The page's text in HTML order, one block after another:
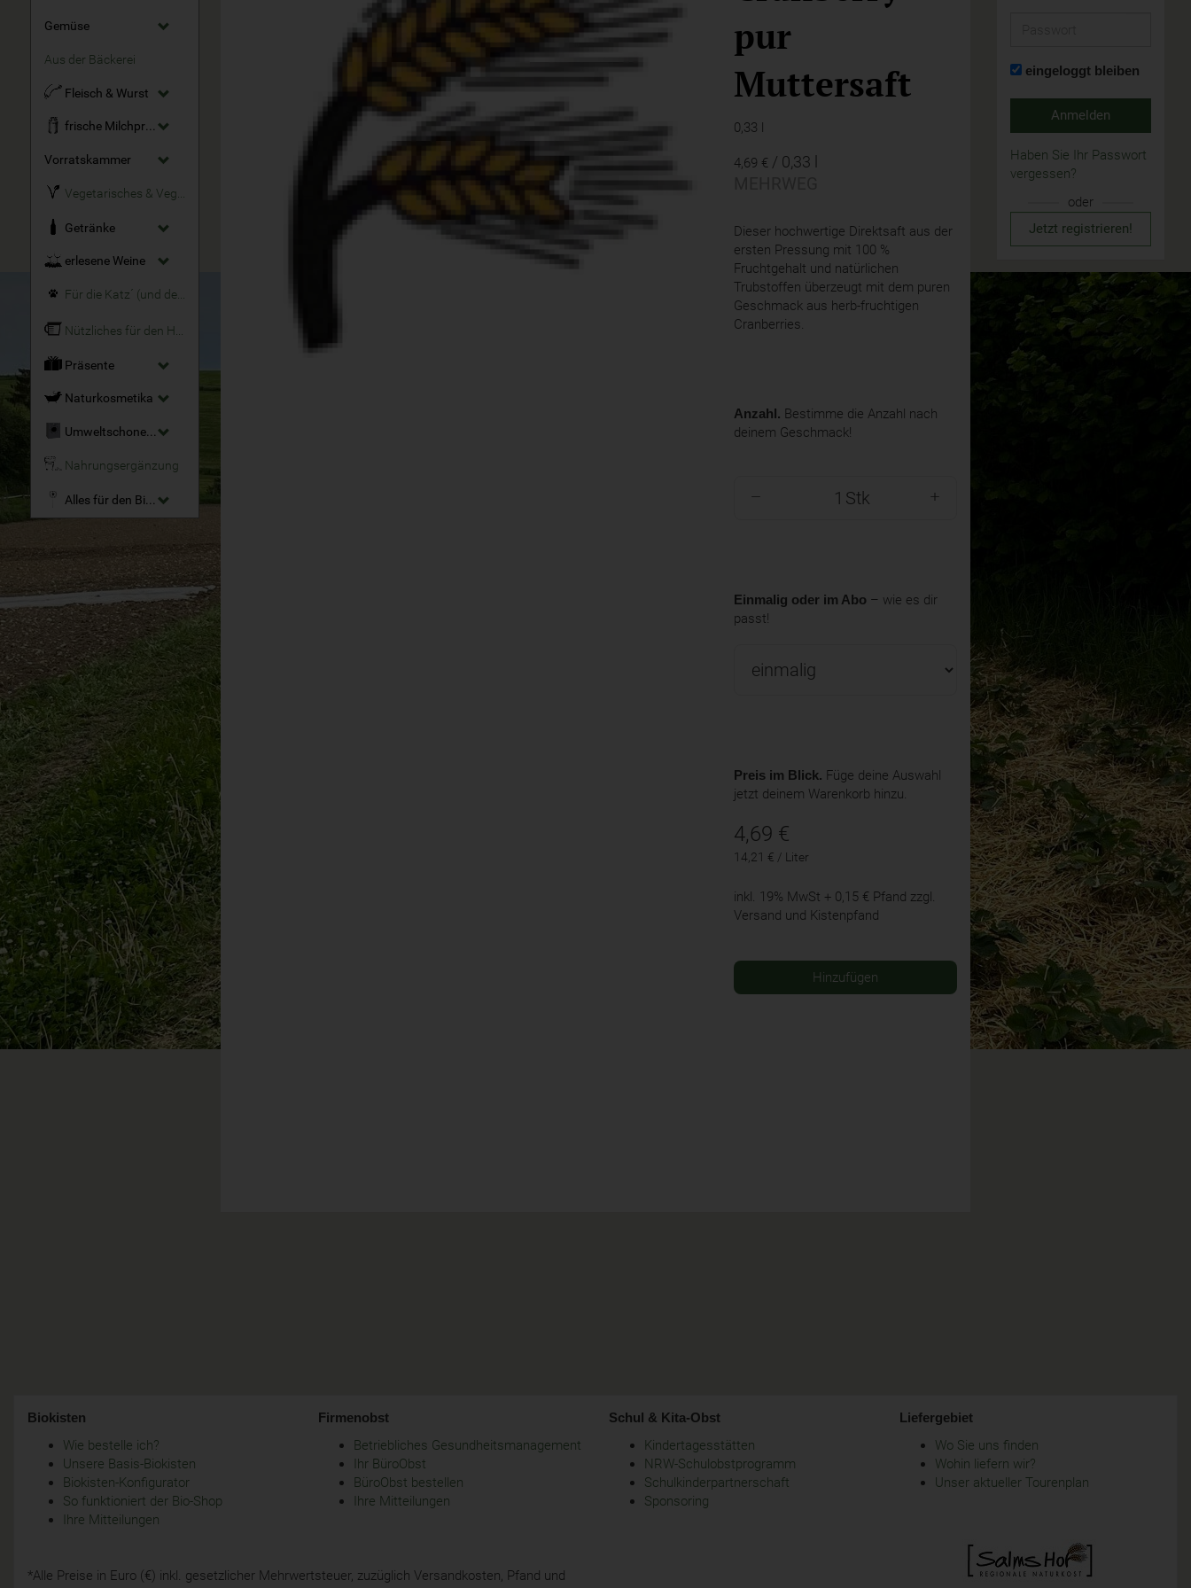
Gemüse
Aus der Bäckerei
Fleisch & Wurst
frische Milchprodukte
Vorratskammer
Getränke
erlesene Weine
Für die Katz´ (und den Hund)
Präsente
Naturkosmetika
Umweltschonende Reinigungsmittel
Nahrungsergänzung
Alles für den Bio-Garten
pur
Muttersaft
0,33 l
4,69 € / 0,33 l
Dieser hochwertige Direktsaft aus der
ersten Pressung mit 100 %
Fruchtgehalt und natürlichen
Trubstoffen überzeugt mit dem puren
Geschmack aus herb-fruchtigen
Cranberries.
Anzahl. Bestimme die Anzahl nach
deinem Geschmack!
Stk
Einmalig oder im Abo – wie es dir
passt!
Preis im Blick. Füge deine Auswahl
jetzt deinem Warenkorb hinzu.
4,69 €
14,21 € / Liter
inkl. 19% MwSt + 0,15 € Pfand zzgl.
Versand und Kistenpfand
Hinzufügen
eingeloggt bleiben
Anmelden
Haben Sie Ihr Passwort
vergessen?
oder
Jetzt registrieren!
Biokisten
Wie bestelle ich?
Unsere Basis-Biokisten
Biokisten-Konfigurator
So funktioniert der Bio-Shop
Ihre Mitteilungen
Firmenobst
Betriebliches Gesundheitsmanagement
Ihr BüroObst
BüroObst bestellen
Ihre Mitteilungen
Schul & Kita-Obst
Kindertagesstätten
NRW-Schulobstprogramm
Schulkinderpartnerschaft
Sponsoring
Liefergebiet
Wo Sie uns finden
Wohin liefern wir?
Unser aktueller Tourenplan
*Alle Preise in Euro (€) inkl. gesetzlicher Mehrwertsteuer, zuzüglich Versandkosten, Pfand und